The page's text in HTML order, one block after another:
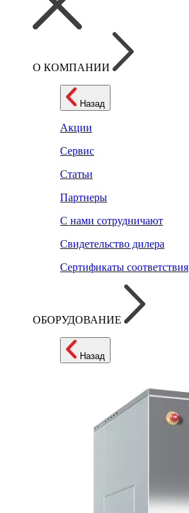
О КОМПАНИИ
Назад
Акции
Сервис
Статьи
Партнеры
С нами сотрудничают
Свидетельство дилера
Сертификаты соответствия
ОБОРУДОВАНИЕ
Назад